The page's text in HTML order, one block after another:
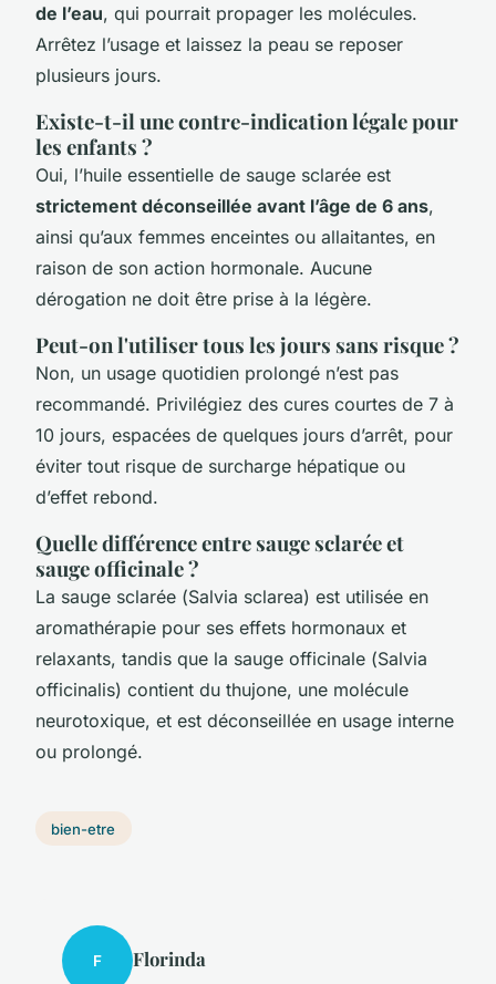
de l’eau, qui pourrait propager les molécules.
Arrêtez l’usage et laissez la peau se reposer
plusieurs jours.
Existe-t-il une contre-indication légale pour
les enfants ?
Oui, l’huile essentielle de sauge sclarée est
strictement déconseillée avant l’âge de 6 ans,
ainsi qu’aux femmes enceintes ou allaitantes, en
raison de son action hormonale. Aucune
dérogation ne doit être prise à la légère.
Peut-on l'utiliser tous les jours sans risque ?
Non, un usage quotidien prolongé n’est pas
recommandé. Privilégiez des cures courtes de 7 à
10 jours, espacées de quelques jours d’arrêt, pour
éviter tout risque de surcharge hépatique ou
d’effet rebond.
Quelle différence entre sauge sclarée et
sauge officinale ?
La sauge sclarée (Salvia sclarea) est utilisée en
aromathérapie pour ses effets hormonaux et
relaxants, tandis que la sauge officinale (Salvia
officinalis) contient du thujone, une molécule
neurotoxique, et est déconseillée en usage interne
ou prolongé.
bien-etre
F Florinda